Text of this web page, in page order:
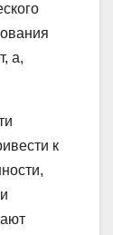
а,
к